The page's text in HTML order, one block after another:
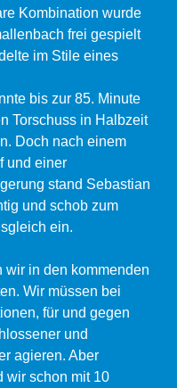
Kombination wurde
frei gespielt
im Stile eines
bis zur 85. Minute
Torschuss in Halbzeit
Doch nach einem
und einer
stand Sebastian
und schob zum
ein.
wir in den kommenden
Wir müssen bei
für und gegen
und
agieren. Aber
wir schon mit 10